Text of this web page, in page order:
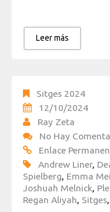
Leer más
Sitges 2024
12/10/2024
Ray Zeta
No Hay
Enlace
Andrew Liner,
Spielberg, Emma
Joshuah Melnick,
Regan Aliyah, Sitges,